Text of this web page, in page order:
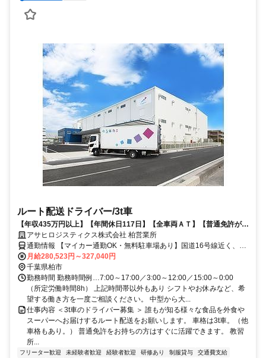
ルート配送ドライバー/3t車
【年収435万円以上】【年間休日117日】【全車両ＡＴ】【普通免許があ
ればOK】など多くの人が働きやすい環境を整えています
アサヒロジスティクス株式会社 柏営業所
通勤情報 【マイカー通勤OK・無料駐車場あり】国道16号線近く、柏
駅から車で20分、鎌ヶ谷駅から車で26分
月給280,523円～327,040円
千葉県柏市
勤務時間 勤務時間例…7:00～17:00／3:00～12:00／15:00～0:00
（所定労働時間8h） 上記時間帯以外もあり シフトやお休みなど、希
望する働き方を一度ご相談ください。 中型から大...
仕事内容 ＜3t車のドライバー募集 ＞ 誰もが知る様々な食品を外食や
スーパーへお届けするルート配送をお願いします。 車格は3t車。（他
車格もあり。） 普通免許をお持ちの方はすぐに活躍できます。 教習
所...
フリーター歓迎 未経験者歓迎 経験者歓迎 研修あり 制服貸与
交通費支給